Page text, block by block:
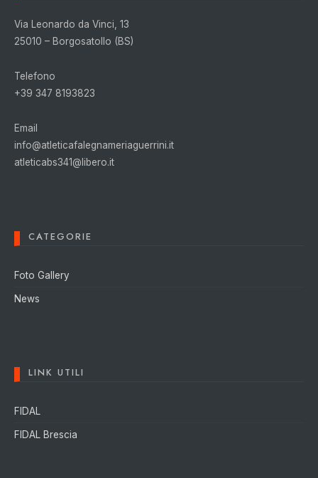
Via Leonardo da Vinci, 13
25010 – Borgosatollo (BS)
Telefono
+39 347 8193823
Email
info@atleticafalegnameriaguerrini.it
atleticabs341@libero.it
CATEGORIE
Foto Gallery
News
LINK UTILI
FIDAL
FIDAL Brescia